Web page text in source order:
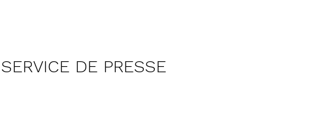
SERVICE DE PRESSE